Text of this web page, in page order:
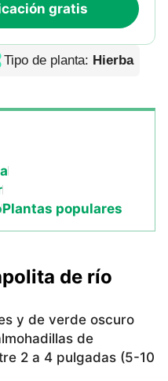
gratis
Tipo de planta: Hierba
Plantas populares
de río
y de verde oscuro
de
2 a 4 pulgadas (5-10